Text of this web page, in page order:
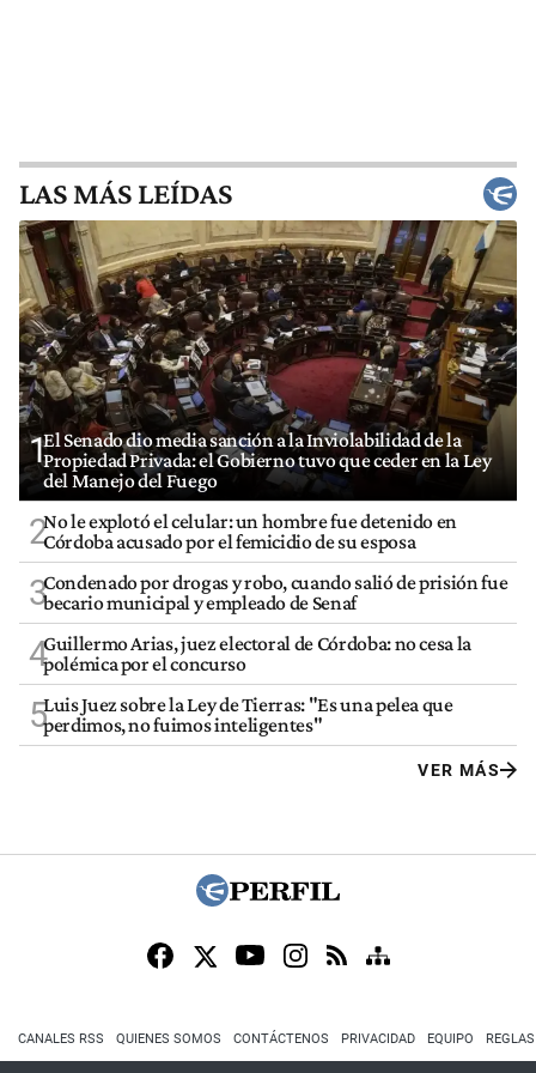
LAS MÁS LEÍDAS
1El Senado dio media sanción a la Inviolabilidad de la
Propiedad Privada: el Gobierno tuvo que ceder en la Ley
del Manejo del Fuego
2No le explotó el celular: un hombre fue detenido en
Córdoba acusado por el femicidio de su esposa
3Condenado por drogas y robo, cuando salió de prisión fue
becario municipal y empleado de Senaf
4Guillermo Arias, juez electoral de Córdoba: no cesa la
polémica por el concurso
5Luis Juez sobre la Ley de Tierras: "Es una pelea que
perdimos, no fuimos inteligentes"
VER MÁS
CANALES RSS QUIENES SOMOS CONTÁCTENOS PRIVACIDAD EQUIPO